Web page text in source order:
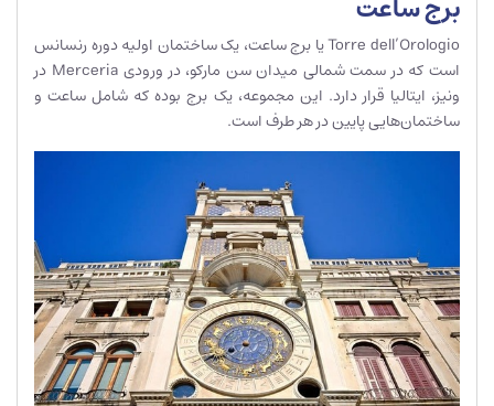
برج ساعت
Torre dell’Orologio یا برج ساعت، یک ساختمان اولیه دوره رنسانس
است که در سمت شمالی میدان سن مارکو، در ورودی Merceria در
ونیز، ایتالیا قرار دارد. این مجموعه، یک برج بوده که شامل ساعت و
ساختمان‌هایی پایین در هر طرف است.